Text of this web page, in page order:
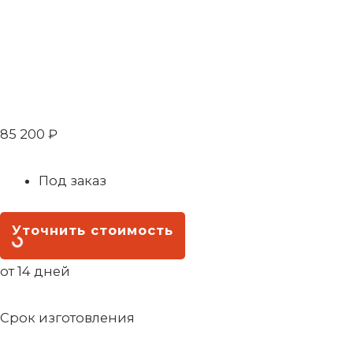
85 200 ₽
Под заказ
Уточнить стоимость
от 14 дней
Срок изготовления